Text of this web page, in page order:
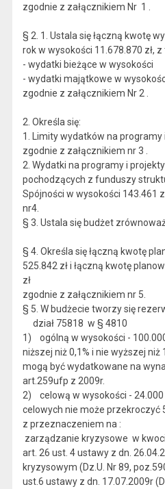
zgodnie z załącznikiem Nr 1 .
§ 2. 1. Ustala się łączną kwotę
rok w wysokości 11.678.870 zł, z
- wydatki bieżące w wysokości
- wydatki majątkowe w
zgodnie z załącznikiem Nr 2 .
2. Określa się:
1. Limity wydatków na
zgodnie z załącznikiem nr 3 .
2. Wydatki na programy i
pochodzących z funduszy
Spójności w wysokości 143.461
§ 3. Ustala się budżet
§ 4. Określa się łączną kwotę
525.842 zł i łączną kwotę
zł
zgodnie z załącznikiem nr 5.
§ 5. W budżecie tworzy się
dział 75818 w § 4810
1) ogólną w wysokości -
niższej niż 0,1% i nie wyższej
mogą być wydatkowane na
art.259ufp z 2009r.
2) celową w wysokości -
celowych nie może przekroczyć
z przeznaczeniem na :
zarządzanie kryzysowe w
art. 26 ust. 4 ustawy z dn.
kryzysowym (Dz.U. Nr 89,
ust.6 ustawy z dn. 17.07.2009r